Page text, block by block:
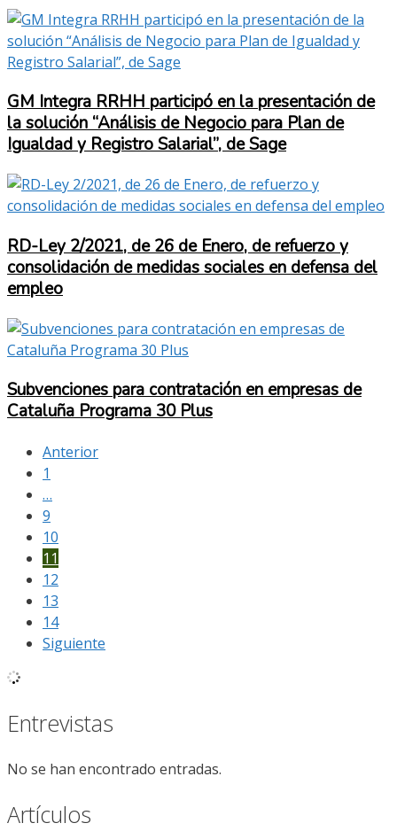
GM Integra RRHH participó en la presentación de
la solución “Análisis de Negocio para Plan de
Igualdad y Registro Salarial”, de Sage
RD-Ley 2/2021, de 26 de Enero, de refuerzo y
consolidación de medidas sociales en defensa del
empleo
Subvenciones para contratación en empresas de
Cataluña Programa 30 Plus
Anterior
1
…
9
10
11
12
13
14
Siguiente
Entrevistas
No se han encontrado entradas.
Artículos